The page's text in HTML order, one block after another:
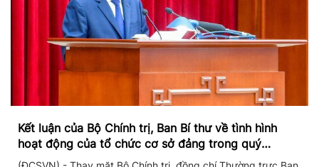
Kết luận của Bộ Chính trị, Ban Bí thư về tình hình
hoạt động của tổ chức cơ sở đảng trong quý
II/2026